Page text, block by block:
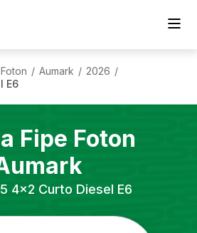
Foton / Aumark / 2026 /
E6
Fipe Foton
4x2 Curto Diesel E6